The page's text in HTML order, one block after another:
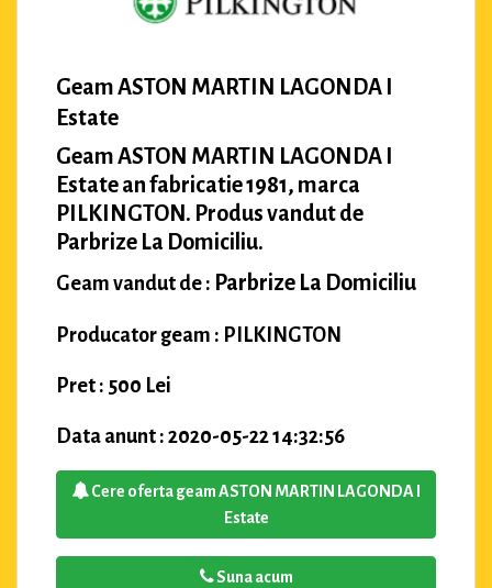
Geam ASTON MARTIN LAGONDA I
Estate
Geam ASTON MARTIN LAGONDA I
Estate an fabricatie 1981, marca
PILKINGTON. Produs vandut de
Parbrize La Domiciliu.
Geam vandut de : Parbrize La Domiciliu
Producator geam : PILKINGTON
Pret : 500 Lei
Data anunt : 2020-05-22 14:32:56
Cere oferta geam ASTON MARTIN LAGONDA I
Estate
Suna acum